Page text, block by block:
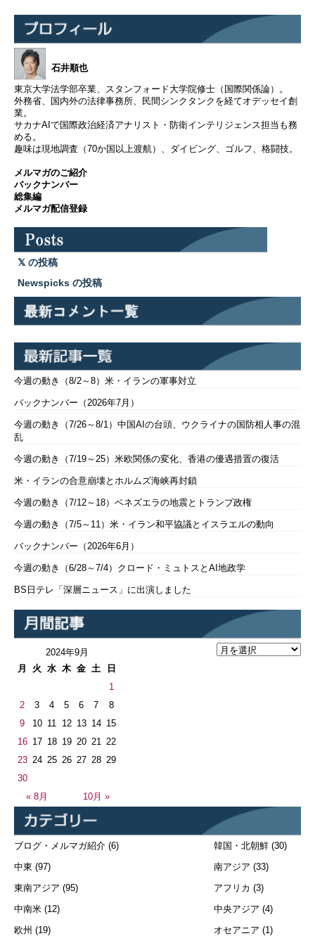
石井順也
東京大学法学部卒業、スタンフォード大学院修士（国際関係論）。
外務省、国内外の法律事務所、民間シンクタンクを経てオデッセイ創
業。
サカナAIで国際政治経済アナリスト・防衛インテリジェンス担当も務
める。
趣味は現地調査（70か国以上渡航）、ダイビング、ゴルフ、格闘技。
メルマガのご紹介
バックナンバー
総集編
メルマガ配信登録
の投稿
Newspicks の投稿
今週の動き（8/2～8）米・イランの軍事対立
バックナンバー（2026年7月）
今週の動き（7/26～8/1）中国AIの台頭、ウクライナの国防相人事の混
乱
今週の動き（7/19～25）米欧関係の変化、香港の優遇措置の復活
米・イランの合意崩壊とホルムズ海峡再封鎖
今週の動き（7/12～18）ベネズエラの地震とトランプ政権
今週の動き（7/5～11）米・イラン和平協議とイスラエルの動向
バックナンバー（2026年6月）
今週の動き（6/28～7/4）クロード・ミュトスとAI地政学
BS日テレ「深層ニュース」に出演しました
2024年9月
月
火 水 木 金 土 日
« 8月 10月 »
1
2
3 4 5 6 7
8
9
10 11 12 13 14 15
16 17 18 19 20 21 22
23 24 25 26 27 28 29
30
ブログ・メルマガ紹介 (6)
中東 (97)
東南アジア (95)
中南米 (12)
欧州 (19)
韓国・北朝鮮 (30)
南アジア (33)
アフリカ (3)
中央アジア (4)
オセアニア (1)